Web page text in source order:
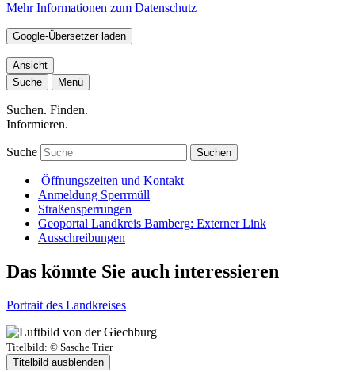
Mehr Informationen zum Datenschutz
Google-Übersetzer laden
Ansicht
Suche
Menü
Suchen. Finden.
Informieren.
Suche Suchen
Öffnungszeiten und Kontakt
Anmeldung Sperrmüll
Straßensperrungen
Geoportal Landkreis Bamberg: Externer Link
Ausschreibungen
Das könnte Sie auch interessieren
Portrait des Landkreises
Titelbild: © Sasche Trier
Titelbild ausblenden